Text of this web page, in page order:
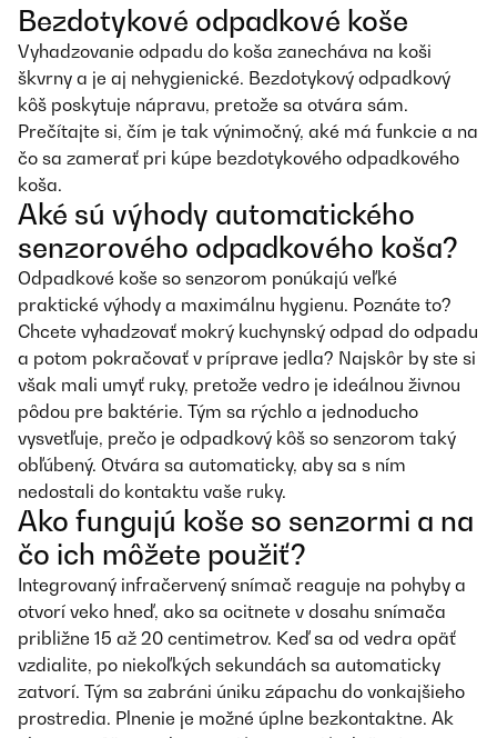
Bezdotykové odpadkové koše
Vyhadzovanie odpadu do koša zanecháva na koši
škvrny a je aj nehygienické. Bezdotykový odpadkový
kôš poskytuje nápravu, pretože sa otvára sám.
Prečítajte si, čím je tak výnimočný, aké má funkcie a na
čo sa zamerať pri kúpe bezdotykového odpadkového
koša.
Aké sú výhody automatického
senzorového odpadkového koša?
Odpadkové koše so senzorom ponúkajú veľké
praktické výhody a maximálnu hygienu. Poznáte to?
Chcete vyhadzovať mokrý kuchynský odpad do odpadu
a potom pokračovať v príprave jedla? Najskôr by ste si
však mali umyť ruky, pretože vedro je ideálnou živnou
pôdou pre baktérie. Tým sa rýchlo a jednoducho
vysvetľuje, prečo je odpadkový kôš so senzorom taký
obľúbený. Otvára sa automaticky, aby sa s ním
nedostali do kontaktu vaše ruky.
Ako fungujú koše so senzormi a na
čo ich môžete použiť?
Integrovaný infračervený snímač reaguje na pohyby a
otvorí veko hneď, ako sa ocitnete v dosahu snímača
približne 15 až 20 centimetrov. Keď sa od vedra opäť
vzdialite, po niekoľkých sekundách sa automaticky
zatvorí. Tým sa zabráni úniku zápachu do vonkajšieho
prostredia. Plnenie je možné úplne bezkontaktne. Ak